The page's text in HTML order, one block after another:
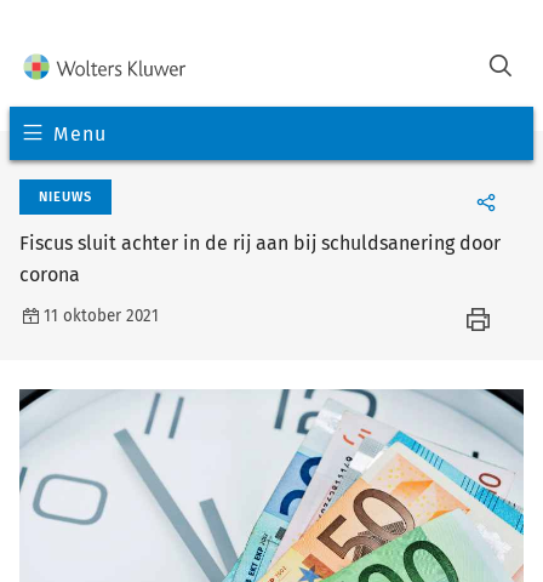
Menu
NIEUWS
Fiscus sluit achter in de rij aan bij schuldsanering door
corona
11 oktober 2021